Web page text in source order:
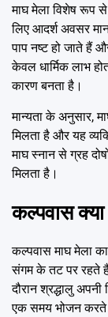
माघ मेला विशेष रूप से
लिए आदर्श अवसर
पाप नष्ट हो जाते हैं
केवल धार्मिक लाभ
कारण बनता है।
मान्यता के अनुसार,
मिलता है और यह
माघ स्नान से ग्रह
मिलता है।
कल्पवास
कल्पवास माघ मेला
संगम के तट पर रहते
दौरान श्रद्धालु
एक समय भोजन करते